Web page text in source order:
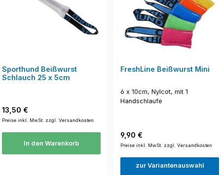
Sporthund Beißwurst
Schlauch 25 x 5cm
Regulärer Preis:
13,50 €
Preise inkl. MwSt. zzgl. Versandkosten
In den Warenkorb
FreshLine Beißwurst Mini
6 x 10cm, Nylcot, mit 1
Handschlaufe
Regulärer Preis:
9,90 €
Preise inkl. MwSt. zzgl. Versandkosten
zur Variantenauswahl